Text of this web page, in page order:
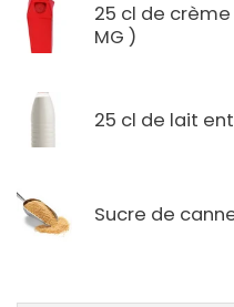
25 cl de
MG )
25 cl de lait
Sucre de